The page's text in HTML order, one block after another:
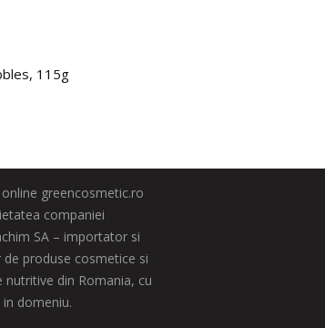
115g
greencosmetic.ro
companiei
SA – importator si
produse cosmetice si
nutritive din Romania, cu
domeniu.